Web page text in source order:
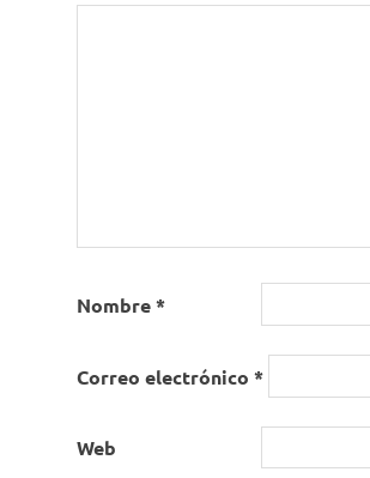
Nombre*
Correo electrónico *
Web